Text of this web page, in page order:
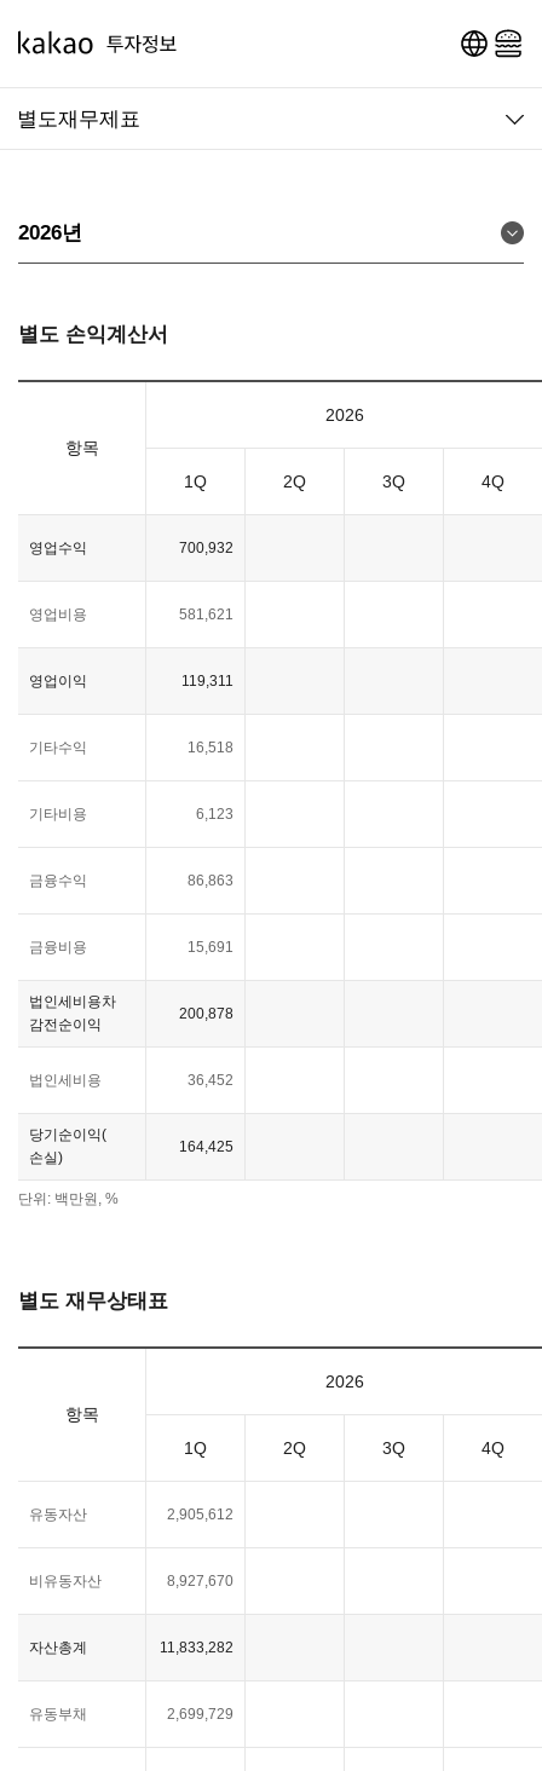
별도재무제표
2026년
별도 손익계산서
항목
2026
1Q 2Q 3Q 4Q
영업수익 700,932
영업비용 581,621
영업이익 119,311
기타수익 16,518
기타비용 6,123
금융수익 86,863
금융비용 15,691
법인세비용차
감전순이익
200,878
법인세비용 36,452
당기순이익(
손실)
164,425
단위: 백만원, %
별도 재무상태표
항목
2026
1Q 2Q 3Q 4Q
유동자산 2,905,612
비유동자산 8,927,670
자산총계 11,833,282
유동부채 2,699,729